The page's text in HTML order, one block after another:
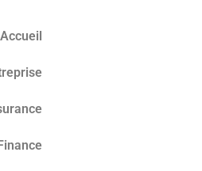
Accueil